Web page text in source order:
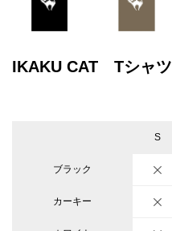
IKAKU CAT Tシャツ
S
ブラック
カーキー